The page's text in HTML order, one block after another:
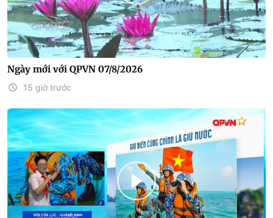
Ngày mới với QPVN 07/8/2026
15 giờ trước